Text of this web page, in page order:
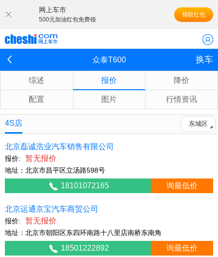
网上车市
500元加油红包免费领
领取红包
众泰T600 换车
综述 报价 降价
配置 图片 行情资讯
4S店 东城区
北京磊诚浩业汽车销售有限公司
报价: 暂无报价
地址：北京市昌平区立汤路598号
18101072165 询最低价
北京运通京宝汽车商贸公司
报价: 暂无报价
地址：北京市朝阳区东四环南路十八里店南桥东南角
18501222892 询最低价